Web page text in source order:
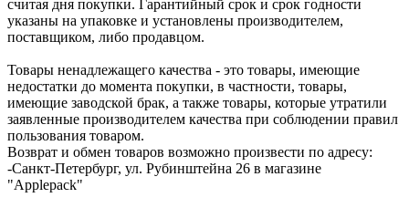
считая дня покупки. Гарантийный срок и срок годности
указаны на упаковке и установлены производителем,
поставщиком, либо продавцом.
Товары ненадлежащего качества - это товары, имеющие
недостатки до момента покупки, в частности, товары,
имеющие заводской брак, а также товары, которые утратили
заявленные производителем качества при соблюдении правил
пользования товаром.
Возврат и обмен товаров возможно произвести по адресу:
-Санкт-Петербург, ул. Рубинштейна 26 в магазине
"Applepack"